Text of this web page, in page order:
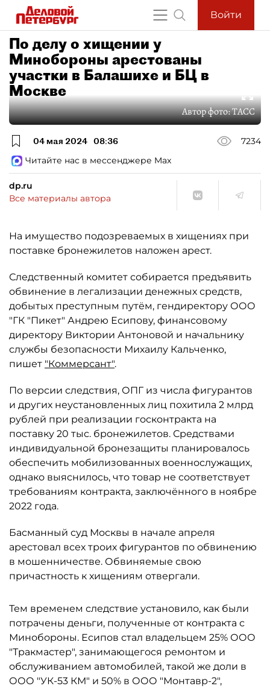
Войти
По делу о хищении у
Минобороны арестованы
участки в Балашихе и БЦ в
Москве
Автор фото:ТАСС
04 мая 2024 08:36
7234
Читайте нас в мессенджере Max
dp.ru
Все материалы автора
На имущество подозреваемых в хищениях при
поставке бронежилетов наложен арест.
Следственный комитет собирается предъявить
обвинение в легализации денежных средств,
добытых преступным путём, гендиректору ООО
"ГК "Пикет" Андрею Есипову, финансовому
директору Виктории Антоновой и начальнику
службы безопасности Михаилу Кальченко,
пишет "Коммерсант".
По версии следствия, ОПГ из числа фигурантов
и других неустановленных лиц похитила 2 млрд
рублей при реализации госконтракта на
поставку 20 тыс. бронежилетов. Средствами
индивидуальной бронезащиты планировалось
обеспечить мобилизованных военнослужащих,
однако выяснилось, что товар не соответствует
требованиям контракта, заключённого в ноябре
2022 года.
Басманный суд Москвы в начале апреля
арестовал всех троих фигурантов по обвинению
в мошенничестве. Обвиняемые свою
причастность к хищениям отвергали.
Тем временем следствие установило, как были
потрачены деньги, полученные от контракта с
Минобороны. Есипов стал владельцем 25% ООО
"Тракмастер", занимающегося ремонтом и
обслуживанием автомобилей, такой же доли в
ООО "УК-53 КМ" и 50% в ООО "Монтавр-2",